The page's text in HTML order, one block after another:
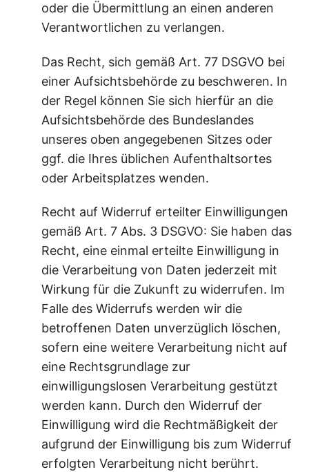
oder die Übermittlung an einen anderen
Verantwortlichen zu verlangen.
Das Recht, sich gemäß Art. 77 DSGVO bei
einer Aufsichtsbehörde zu beschweren. In
der Regel können Sie sich hierfür an die
Aufsichtsbehörde des Bundeslandes
unseres oben angegebenen Sitzes oder
ggf. die Ihres üblichen Aufenthaltsortes
oder Arbeitsplatzes wenden.
Recht auf Widerruf erteilter Einwilligungen
gemäß Art. 7 Abs. 3 DSGVO: Sie haben das
Recht, eine einmal erteilte Einwilligung in
die Verarbeitung von Daten jederzeit mit
Wirkung für die Zukunft zu widerrufen. Im
Falle des Widerrufs werden wir die
betroffenen Daten unverzüglich löschen,
sofern eine weitere Verarbeitung nicht auf
eine Rechtsgrundlage zur
einwilligungslosen Verarbeitung gestützt
werden kann. Durch den Widerruf der
Einwilligung wird die Rechtmäßigkeit der
aufgrund der Einwilligung bis zum Widerruf
erfolgten Verarbeitung nicht berührt.